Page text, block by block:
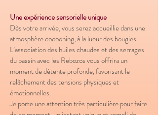
Une expérience sensorielle unique
​Dès votre arrivée, vous serez accueillie dans une
atmosphère cocooning, à la lueur des bougies.
L’association des huiles chaudes et des serrages
du bassin avec les Rebozos vous offrira un
moment de détente profonde, favorisant le
relâchement des tensions physiques et
émotionnelles.
Je porte une attention très particulière pour faire